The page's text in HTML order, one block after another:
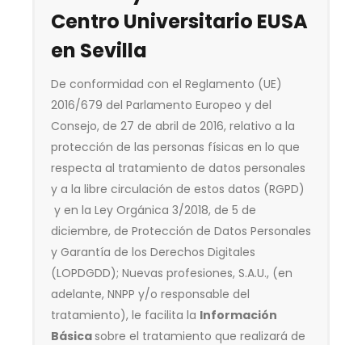
Centro Universitario EUSA
en Sevilla
De conformidad con el Reglamento (UE)
2016/679 del Parlamento Europeo y del
Consejo, de 27 de abril de 2016, relativo a la
protección de las personas físicas en lo que
respecta al tratamiento de datos personales
y a la libre circulación de estos datos (RGPD)
y en la Ley Orgánica 3/2018, de 5 de
diciembre, de Protección de Datos Personales
y Garantía de los Derechos Digitales
(LOPDGDD); Nuevas profesiones, S.A.U., (en
adelante, NNPP y/o responsable del
tratamiento), le facilita la Información
Básicasobre el tratamiento que realizará de